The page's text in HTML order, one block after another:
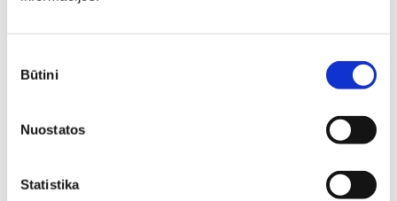
pasirinkimas
Būtini
Nuostatos
Statistika